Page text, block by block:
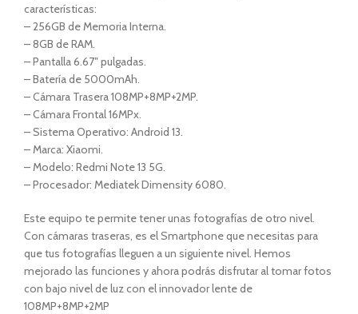
características:
– 256GB de Memoria Interna.
– 8GB de RAM.
– Pantalla 6.67″ pulgadas.
– Batería de 5000mAh.
– Cámara Trasera 108MP+8MP+2MP.
– Cámara Frontal 16MPx.
– Sistema Operativo: Android 13.
– Marca: Xiaomi.
– Modelo: Redmi Note 13 5G.
– Procesador: Mediatek Dimensity 6080.
Este equipo te permite tener unas fotografías de otro nivel.
Con cámaras traseras, es el Smartphone que necesitas para
que tus fotografías lleguen a un siguiente nivel. Hemos
mejorado las funciones y ahora podrás disfrutar al tomar fotos
con bajo nivel de luz con el innovador lente de
108MP+8MP+2MP